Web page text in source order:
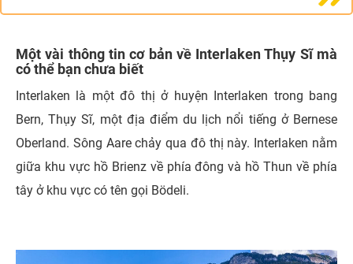
Một vài thông tin cơ bản về Interlaken Thụy Sĩ mà
có thể bạn chưa biết
Interlaken là một đô thị ở huyện Interlaken trong bang
Bern, Thụy Sĩ, một địa điểm du lịch nổi tiếng ở Bernese
Oberland. Sông Aare chảy qua đô thị này. Interlaken nằm
giữa khu vực hồ Brienz về phía đông và hồ Thun về phía
tây ở khu vực có tên gọi Bödeli.